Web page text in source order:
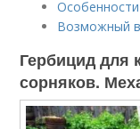
Возможный
Гербицид для
сорняков.